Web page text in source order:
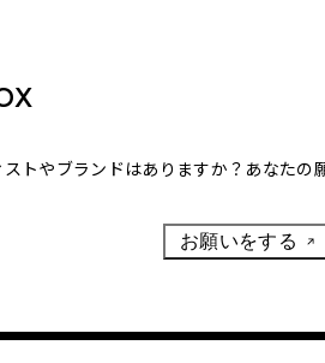
トやブランドはありますか？あなたの
お願いをする